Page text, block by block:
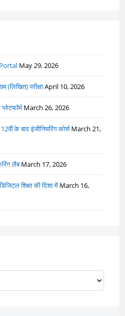
May 29, 2026
परीक्षाApril 10, 2026
March 26, 2026
के बाद इंजीनियरिंग कोर्स March 21,
लैब March 17, 2026
शिक्षा की दिशा में March 16,